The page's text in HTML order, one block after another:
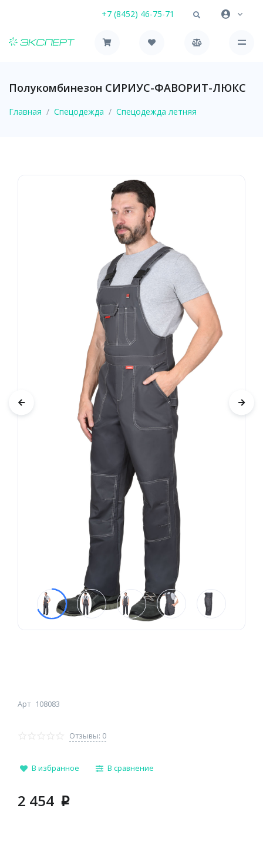
+7 (8452) 46-75-71
Полукомбинезон СИРИУС-ФАВОРИТ-ЛЮКС
Главная Спецодежда Спецодежда летняя
Арт 108083
Отзывы: 0
В избранное В сравнение
2 454 p